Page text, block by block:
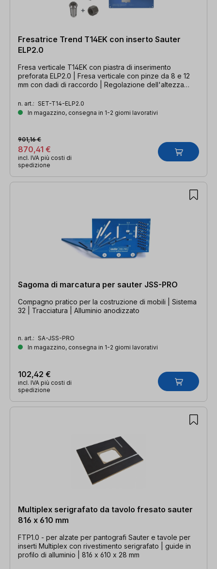
Fresatrice Trend T14EK con inserto Sauter
ELP2.0
Fresa verticale T14EK con piastra di inserimento
preforata ELP2.0 | Fresa verticale con pinze da 8 e 12
mm con dadi di raccordo | Regolazione dell'altezza
n. art.: SET-T14-ELP2.0
In magazzino, consegna in 1-2 giorni lavorativi
870,41 €
901,16 €
incl. IVA più costi di
spedizione
Sagoma di marcatura per sauter JSS-PRO
Compagno pratico per la costruzione di mobili | Sistema
32 | Tracciatura | Alluminio anodizzato
n. art.: SA-JSS-PRO
In magazzino, consegna in 1-2 giorni lavorativi
102,42 €
incl. IVA più costi di
spedizione
Multiplex serigrafato da tavolo fresato sauter
816 x 610 mm
FTP1.0 - per alzate per pantografi Sauter e tavole per
inserti Multiplex con rivestimento serigrafato | guide in
profilo di alluminio | 816 x 610 x 28 mm